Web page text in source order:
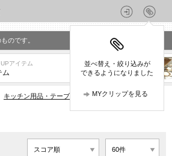
並べ替え・絞り込みが
できるようになりました
MYクリップを見る
のです。
アイテム
ム
キッチン用品・テーブルウェア > 洋食器